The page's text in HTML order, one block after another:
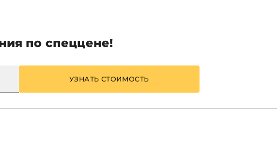
по спеццене!
УЗНАТЬ СТОИМОСТЬ